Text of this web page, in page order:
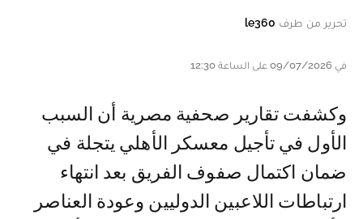
تحرير من طرف le360
في 09/07/2026 على الساعة 12:30
وكشفت تقارير صحفية مصرية أن السبب
الأول في تأجيل معسكر الأهلي يتجلة في
ضمان اكتمال صفوف الفريق بعد انتهاء
ارتباطات اللاعبين الدوليين وعودة العناصر